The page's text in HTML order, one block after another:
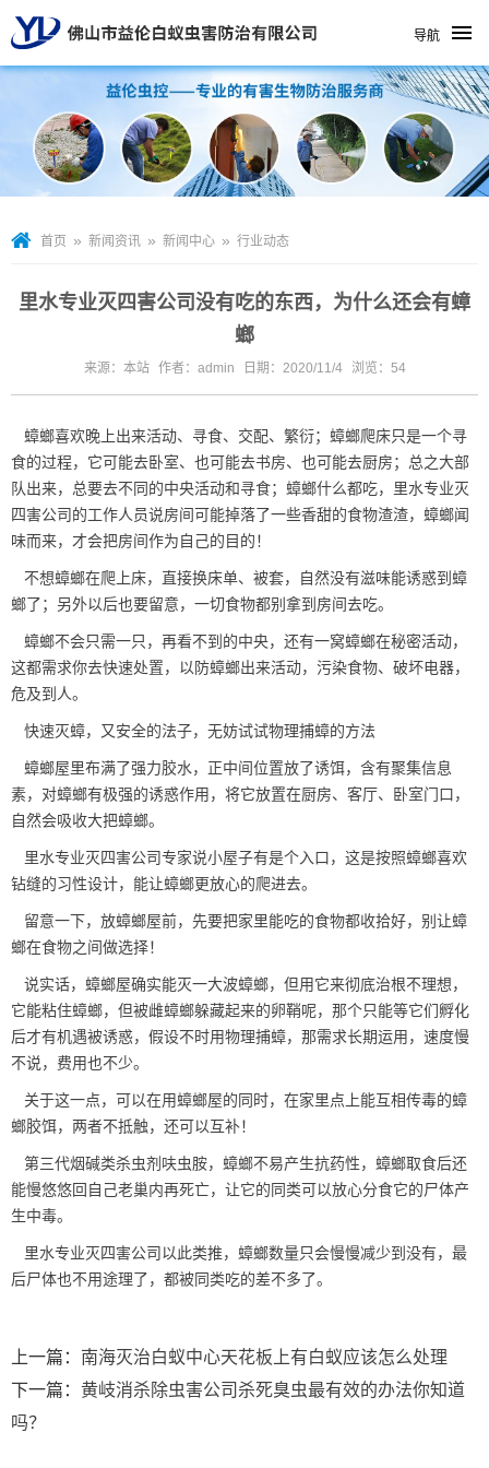
导航
首页 » 新闻资讯 » 新闻中心 » 行业动态
里水专业灭四害公司没有吃的东西，为什么还会有蟑
螂
来源：本站 作者：admin 日期：2020/11/4 浏览： 54
蟑螂喜欢晚上出来活动、寻食、交配、繁衍；蟑螂爬床只是一个寻
食的过程，它可能去卧室、也可能去书房、也可能去厨房；总之大部
队出来，总要去不同的中央活动和寻食；蟑螂什么都吃， 里水专业灭
四害公司的工作人员说房间可能掉落了一些香甜的食物渣渣，蟑螂闻
味而来，才会把房间作为自己的目的！
不想蟑螂在爬上床，直接换床单、被套，自然没有滋味能诱惑到蟑
螂了；另外以后也要留意，一切食物都别拿到房间去吃。
蟑螂不会只需一只，再看不到的中央，还有一窝蟑螂在秘密活动，
这都需求你去快速处置，以防蟑螂出来活动，污染食物、破坏电器，
危及到人。
快速灭蟑，又安全的法子，无妨试试物理捕蟑的方法
蟑螂屋里布满了强力胶水，正中间位置放了诱饵，含有聚集信息
素，对蟑螂有极强的诱惑作用，将它放置在厨房、客厅、卧室门口，
自然会吸收大把蟑螂。
里水专业灭四害公司专家说小屋子有是个入口，这是按照蟑螂喜欢
钻缝的习性设计，能让蟑螂更放心的爬进去。
留意一下，放蟑螂屋前，先要把家里能吃的食物都收拾好，别让蟑
螂在食物之间做选择！
说实话，蟑螂屋确实能灭一大波蟑螂，但用它来彻底治根不理想，
它能粘住蟑螂，但被雌蟑螂躲藏起来的卵鞘呢，那个只能等它们孵化
后才有机遇被诱惑，假设不时用物理捕蟑，那需求长期运用，速度慢
不说，费用也不少。
关于这一点，可以在用蟑螂屋的同时，在家里点上能互相传毒的蟑
螂胶饵，两者不抵触，还可以互补！
第三代烟碱类杀虫剂呋虫胺，蟑螂不易产生抗药性，蟑螂取食后还
能慢悠悠回自己老巢内再死亡，让它的同类可以放心分食它的尸体产
生中毒。
里水专业灭四害公司以此类推，蟑螂数量只会慢慢减少到没有，最
后尸体也不用途理了，都被同类吃的差不多了。
上一篇： 南海灭治白蚁中心天花板上有白蚁应该怎么处理
下一篇： 黄岐消杀除虫害公司杀死臭虫最有效的办法你知道
吗？